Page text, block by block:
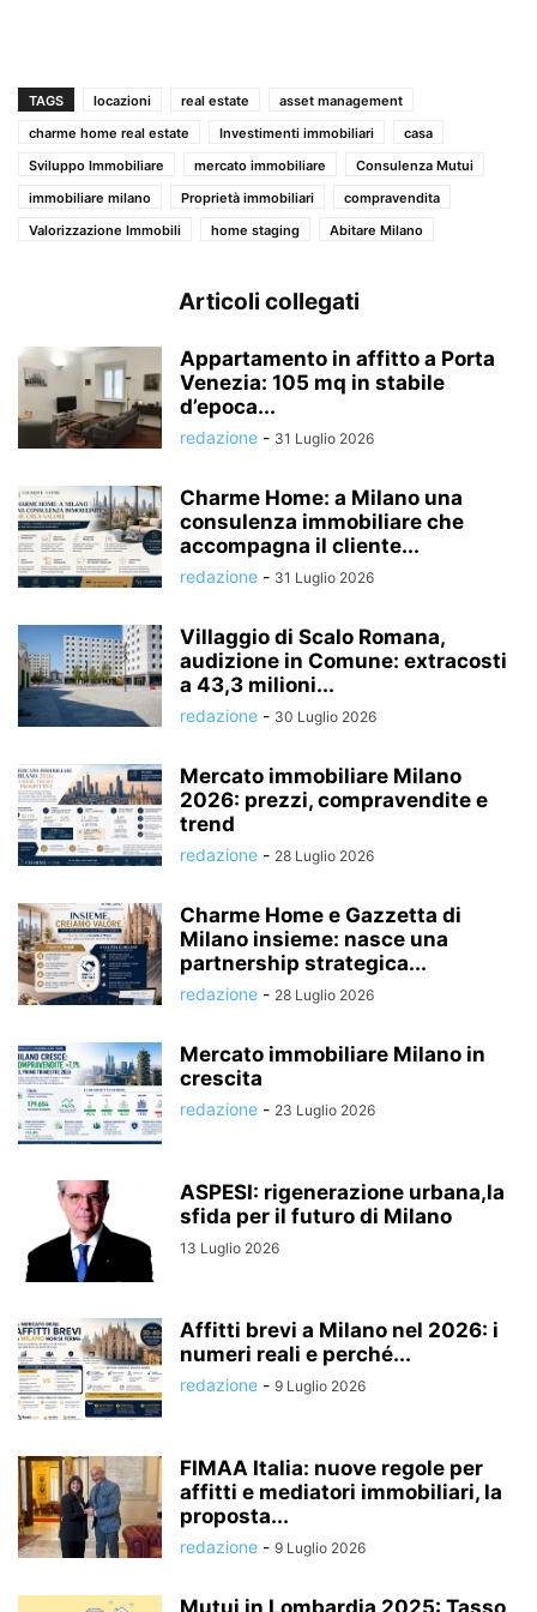
TAGS locazioni real estate
asset management
charme home real estate
Investimenti immobiliari
casa
Sviluppo Immobiliare
mercato immobiliare
Consulenza Mutui
immobiliare milano
Proprietà immobiliari
compravendita
Valorizzazione Immobili
home staging Abitare Milano
Articoli collegati
Appartamento in affitto a Porta
Venezia: 105 mq in stabile
d’epoca...
redazione - 31 Luglio 2026
Charme Home: a Milano una
consulenza immobiliare che
accompagna il cliente...
redazione - 31 Luglio 2026
Villaggio di Scalo Romana,
audizione in Comune: extracosti
a 43,3 milioni...
redazione - 30 Luglio 2026
Mercato immobiliare Milano
2026: prezzi, compravendite e
trend
redazione - 28 Luglio 2026
Charme Home e Gazzetta di
Milano insieme: nasce una
partnership strategica...
redazione - 28 Luglio 2026
Mercato immobiliare Milano in
crescita
redazione - 23 Luglio 2026
ASPESI: rigenerazione urbana,la
sfida per il futuro di Milano
13 Luglio 2026
Affitti brevi a Milano nel 2026: i
numeri reali e perché...
redazione - 9 Luglio 2026
FIMAA Italia: nuove regole per
affitti e mediatori immobiliari, la
proposta...
redazione - 9 Luglio 2026
Mutui in Lombardia 2025: Tasso